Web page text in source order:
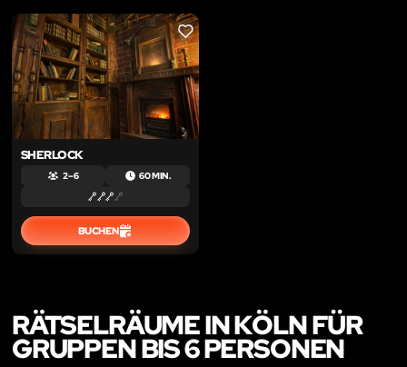
LIKE
SHERLOCK
2 – 6 60 MIN.
BUCHEN
RÄTSELRÄUME IN KÖLN FÜR
GRUPPEN BIS 6 PERSONEN